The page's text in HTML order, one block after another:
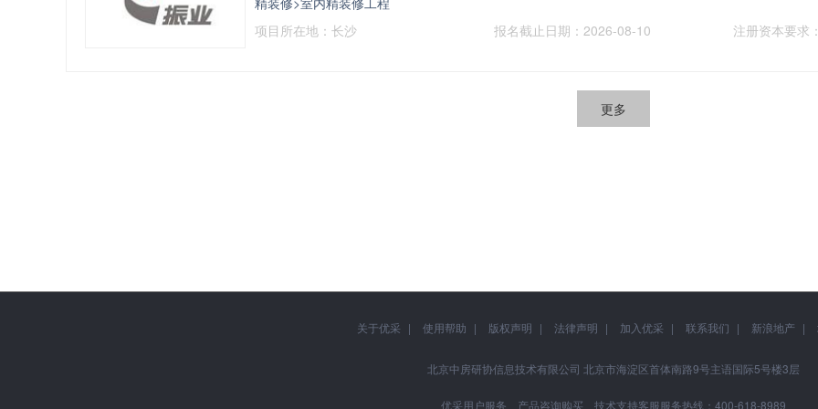
项目所在地：长沙
报名截止日期：2026-08-10 注册资本要求
更多
关于优采 使用帮助 版权声明 法律声明 加入优采 联系我们 新浪地产
北京中房研协信息技术有限公司 北京市海淀区首体南路9号主语国际5号楼3层
优采用户服务、产品咨询购买、技术支持客服服务热线：400-618-8989